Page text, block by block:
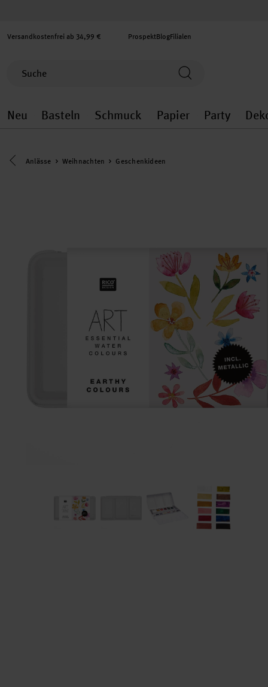
Versandkostenfrei ab 34,99 € ProspektBlogFilialen
Neu
Neu general.openMenu
Basteln
Basteln general.openMenu
Schmuck
Schmuck
Papier
Papier
Party
Eine Kategorie zurück navigieren
Anlässe Weihnachten Geschenkideen